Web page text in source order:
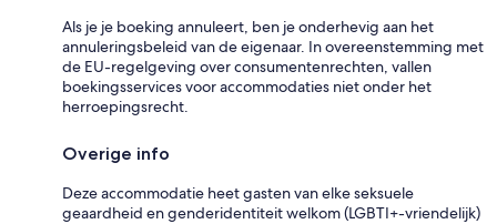
Als je je boeking annuleert, ben je onderhevig aan het
annuleringsbeleid van de eigenaar. In overeenstemming met
de EU-regelgeving over consumentenrechten, vallen
boekingsservices voor accommodaties niet onder het
herroepingsrecht.
Overige info
Deze accommodatie heet gasten van elke seksuele
geaardheid en genderidentiteit welkom (LGBTI+-vriendelijk)